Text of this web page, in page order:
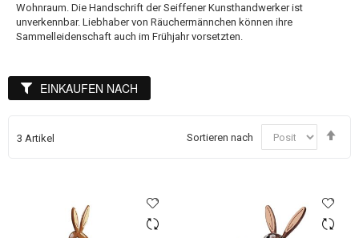
Wohnraum. Die Handschrift der Seiffener Kunsthandwerker ist
unverkennbar. Liebhaber von Räuchermännchen können ihre
Sammelleidenschaft auch im Frühjahr vorsetzten.
3 Artikel Sortieren nach
EINKAUFEN NACH